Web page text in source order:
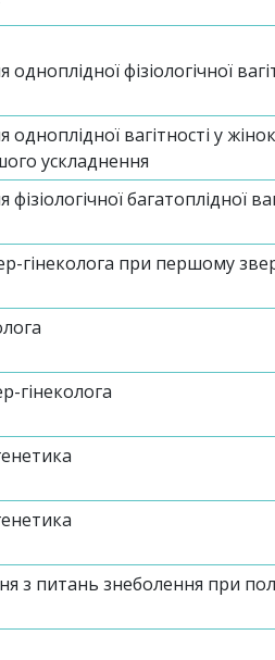
фізіологічної
вагітності у
ускладнення
багатоплідної
гінеколога при першому
гінеколога
з питань знеболення при